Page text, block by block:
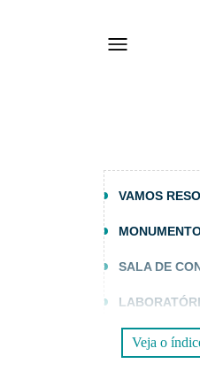
VAMOS
SALA DE
Veja o